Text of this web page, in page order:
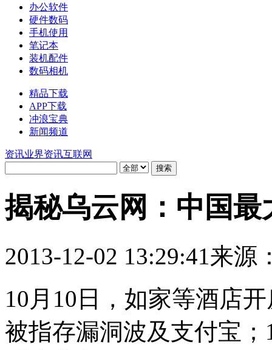
办公软件
硬件数码
手机使用
笔记本
装机配件
数码相机
精品下载
APP下载
冲浪宝典
新闻频道
资讯业界资讯互联网
揭秘乌云网：中国
2013-12-02 13:29:41来源
10月10日，如家等酒店
被指存漏洞波及支付宝